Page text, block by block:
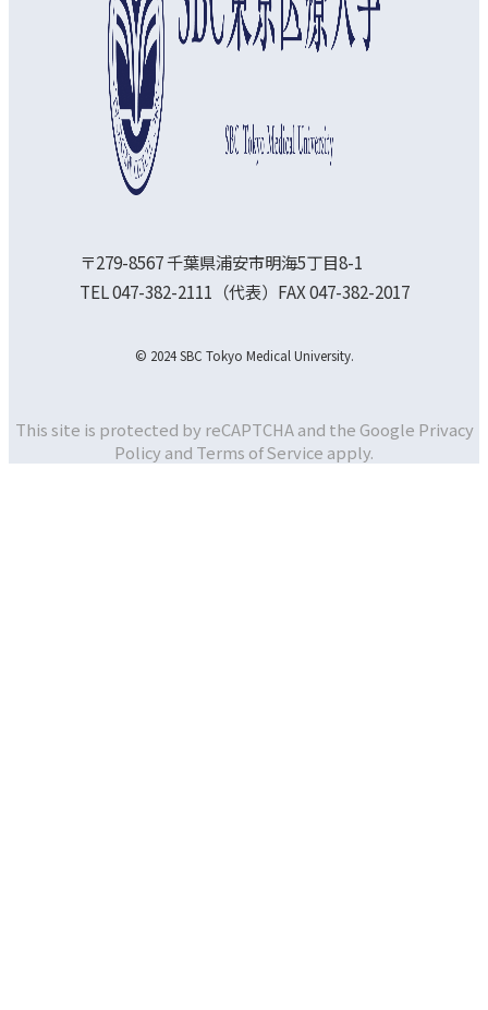
〒279-8567 千葉県浦安市明海5丁目8-1
TEL 047-382-2111（代表）FAX 047-382-2017
© 2024 SBC Tokyo Medical University.
This site is protected by reCAPTCHA and the Google Privacy
Policy and Terms of Service apply.